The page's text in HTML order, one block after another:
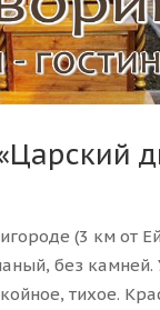
(3 км от
без камней.
тихое.